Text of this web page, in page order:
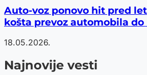
Auto-voz ponovo hit pred
košta prevoz automobila do
18.05.2026.
Najnovije vesti